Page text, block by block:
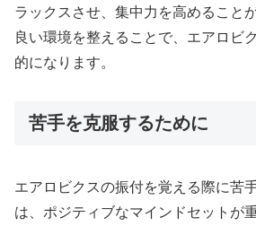
ラックスさせ、集中力を高めること
良い環境を整えることで、エアロビ
的になります。
苦手を克服するために
エアロビクスの振付を覚える際に苦
は、ポジティブなマインドセットが